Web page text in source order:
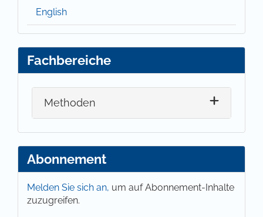
English
Fachbereiche
Methoden
Abonnement
Melden Sie sich an, um auf Abonnement-Inhalte
zuzugreifen.